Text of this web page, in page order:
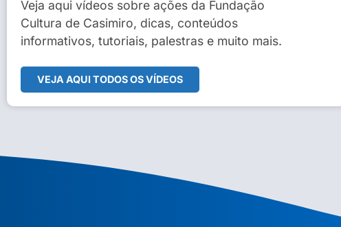
Veja aqui vídeos sobre ações da Fundação
Cultura de Casimiro, dicas, conteúdos
informativos, tutoriais, palestras e muito mais.
VEJA AQUI TODOS OS VÍDEOS
Sidney Macedo de Oliveira
Veja Vídeo Completo